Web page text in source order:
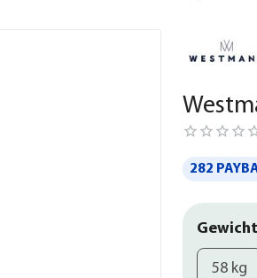
282
Gewicht
58 kg